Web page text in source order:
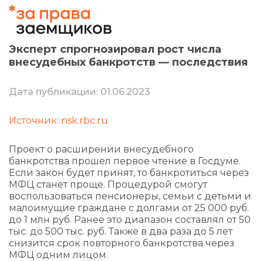
Эксперт спрогнозировал рост числа
внесудебных банкротств — последствия
Дата публикации: 01.06.2023
Источник: nsk.rbc.ru
Проект о расширении внесудебного
банкротства прошел первое чтение в Госдуме.
Если закон будет принят, то банкротиться через
МФЦ станет проще. Процедурой смогут
воспользоваться пенсионеры, семьи с детьми и
малоимущие граждане с долгами от 25 000 руб.
до 1 млн руб. Ранее это диапазон составлял от 50
тыс. до 500 тыс. руб. Также в два раза до 5 лет
снизится срок повторного банкротства через
МФЦ одним лицом.